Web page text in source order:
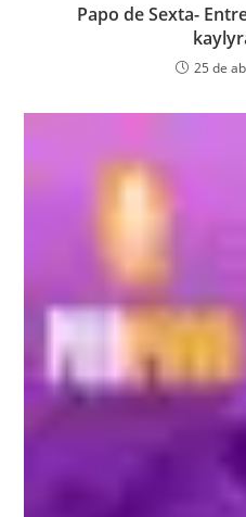
Papo de Sexta-
25 de